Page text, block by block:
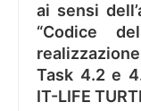
ai sensi
“Codice
Task 4.2 e
IT-LIFE